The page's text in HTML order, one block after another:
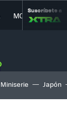
MOVILIDAD
Suscríbete a
Miniserie Japón